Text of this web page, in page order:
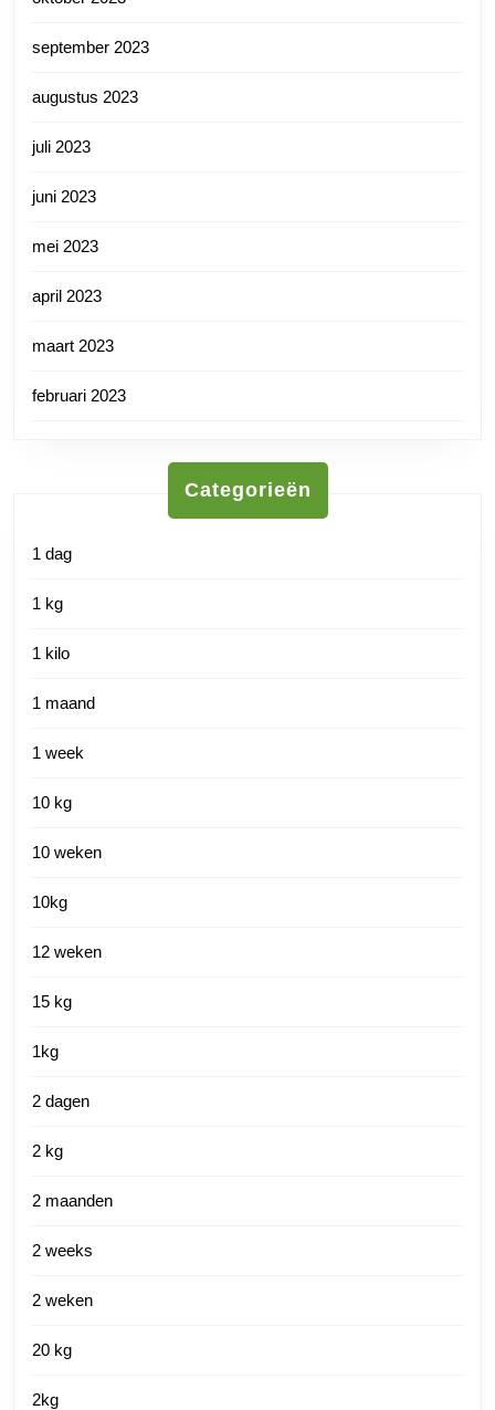
september 2023
augustus 2023
juli 2023
juni 2023
mei 2023
april 2023
maart 2023
februari 2023
Categorieën
1 dag
1 kg
1 kilo
1 maand
1 week
10 kg
10 weken
10kg
12 weken
15 kg
1kg
2 dagen
2 kg
2 maanden
2 weeks
2 weken
20 kg
2kg